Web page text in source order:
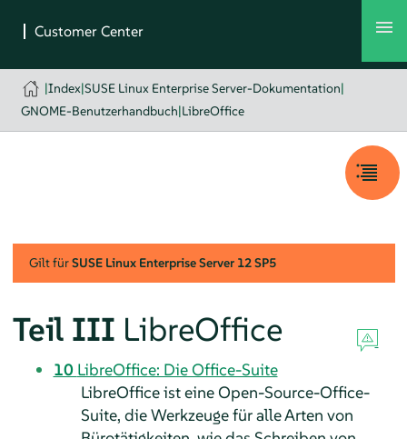
|Index|SUSE Linux Enterprise Server-Dokumentation|
GNOME-Benutzerhandbuch|LibreOffice
Gilt fürSUSE Linux Enterprise Server 12 SP5
Teil III LibreOffice
10 LibreOffice: Die Office-Suite
LibreOffice ist eine Open-Source-Office-
Suite, die Werkzeuge für alle Arten von